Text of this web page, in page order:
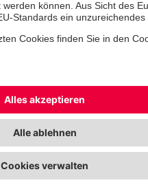
Betreuten Wohnen.
Liköre, funkelnde Sterne
kleine Geschenke zum
Cafeteria. Dort wurden
Waffeln serviert –
die für eine besinnliche
zum Verweilen einlud.
Veranstaltung vom
Einrichtungsleitung, der
Haustechnik sowie dem